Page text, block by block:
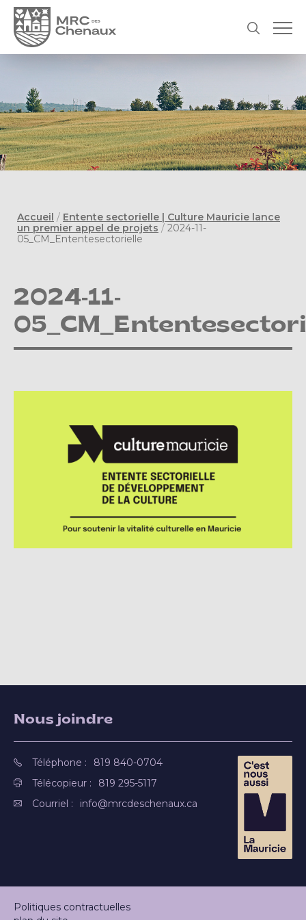
Accueil / Entente sectorielle | Culture Mauricie lance
un premier appel de projets / 2024-11-
05_CM_Ententesectorielle
2024-11-
Nous joindre
Téléphone :
819 840-0704
Télécopieur :
819 295-5117
Courriel :
info@mrcdeschenaux.ca
Politiques contractuelles